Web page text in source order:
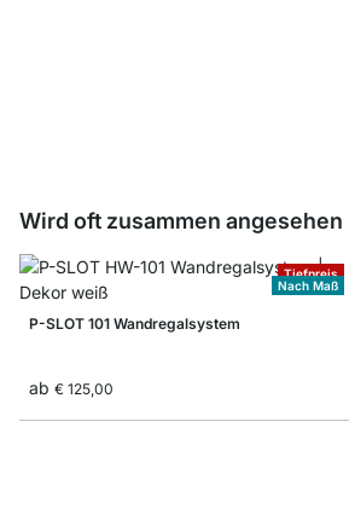
Wird oft zusammen angesehen
Tiefpreis
Nach Maß
P-SLOT 101 Wandregalsystem
ab € 125,00